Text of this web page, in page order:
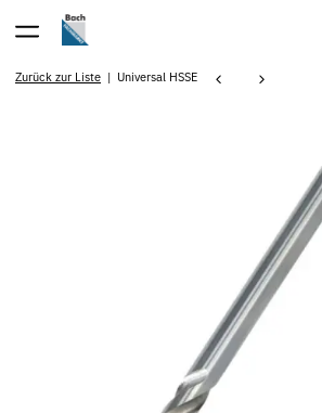
Zurück zur Liste Universal HSSE